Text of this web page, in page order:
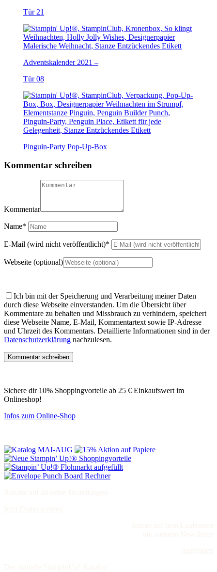
Tür 21
Adventskalender 2021 –
Tür 08
Pinguin-Party Pop-Up-Box
Kommentar schreiben
Kommentar
Name*
E-Mail (wird nicht veröffentlicht)*
Webseite (optional)
Ich bin mit der Speicherung und Verarbeitung meiner Daten
durch diese Webseite einverstanden. Um die Übersicht über
Kommentare zu behalten und Missbrauch zu verhindern, speichert
diese Webseite Name, E-Mail, Kommentartext sowie IP-Adresse
und Uhrzeit des Kommentars. Detaillierte Informationen sind in der
Datenschutzerklärung nachzulesen.
Sichere dir 10% Shoppingvorteile ab 25 € Einkaufswert im
Onlineshop!
Infos zum Online-Shop